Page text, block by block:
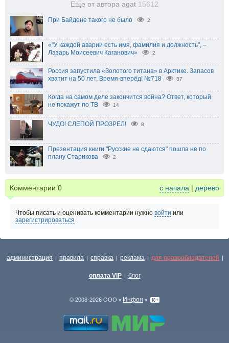
Еще от автора agat 15612
При Байдене такого не было 2
«"У каждой аварии есть имя, фамилия и должность", –
Лазарь Моисеевич Каганович»
2
Россия запустила «Золотого титана» в Арктике. Запасов
хватит на 50 лет, Время-вперёд! №718
37
Когда на самом деле закончится война? Ответ, который
не покажут по ТВ
14
ЧУДО! СЛЕПОЙ ПРОЗРЕЛ! 8
Презентация книги "Русские не сдаются" пошла не по
плану Старикова
2
Комментарии 0 с начала | дерево
Чтобы писать и оценивать комментарии нужно войти или
зарегистрироваться
администрация | правила | справка | реклама | для правообладателей |
оплата VIP | блог
© 2008-2026 ООО « Инфон »